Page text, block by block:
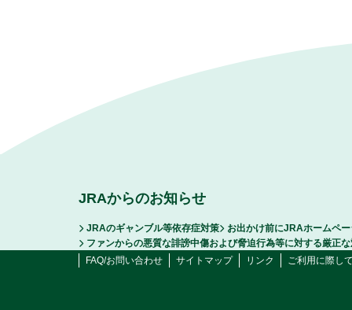
JRAからのお知らせ
JRAのギャンブル等依存症対策
お出かけ前にJRAホームペ
ファンからの悪質な誹謗中傷および脅迫行為等に対する厳正
FAQ/お問い合わせ
サイトマップ リンク ご利用に際し